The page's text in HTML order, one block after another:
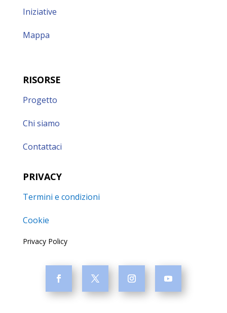
Iniziative
Mappa
RISORSE
Progetto
Chi siamo
Contattaci
PRIVACY
Termini e condizioni
Cookie
Privacy Policy